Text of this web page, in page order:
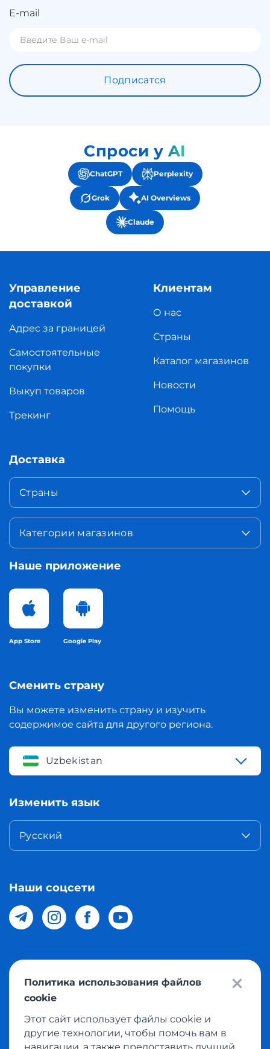
E-mail
Подписатся
Спроси у AI
ChatGPT Perplexity
Grok AI Overviews
Claude
Управление
доставкой
Адрес за границей
Самостоятельные
покупки
Выкуп товаров
Трекинг
Клиентам
О нас
Страны
Каталог магазинов
Новости
Помощь
Доставка
Страны
Категории магазинов
Наше приложение
App Store Google Play
Сменить страну
Вы можете изменить страну и изучить
содержимое сайта для другого региона.
Uzbekistan
Изменить язык
Русский
Наши соцсети
© 2026 Meest Shopping доставка покупок с интернет
магазинов мира в Узбекистан. Все права защищены
Политика конфиденциальности
Политика использования файлов
cookie
Этот сайт использует файлы cookie и
другие технологии, чтобы помочь вам в